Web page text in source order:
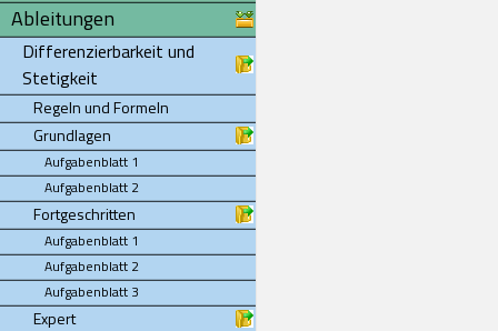
Ableitungen
Differenzierbarkeit und
Stetigkeit
Regeln und Formeln
Grundlagen
Aufgabenblatt 1
Aufgabenblatt 2
Fortgeschritten
Aufgabenblatt 1
Aufgabenblatt 2
Aufgabenblatt 3
Expert